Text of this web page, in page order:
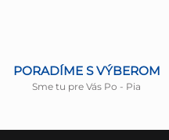
PORADÍME S VÝBEROM
Sme tu pre Vás Po - Pia